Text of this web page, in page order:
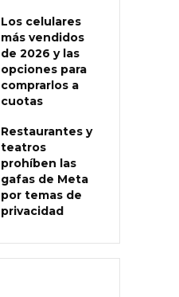
Los celulares
más vendidos
de 2026 y las
opciones para
comprarlos a
cuotas
Restaurantes y
teatros
prohíben las
gafas de Meta
por temas de
privacidad